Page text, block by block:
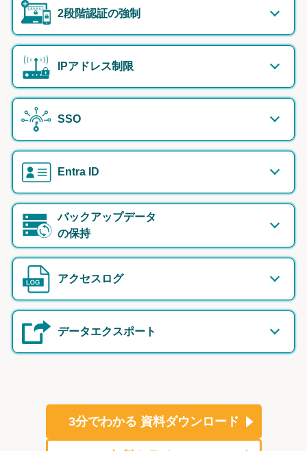
2段階認証の強制
IPアドレス制限
SSO
Entra ID
バックアップデータ
の保持
アクセスログ
データエクスポート
3分でわかる 資料ダウンロード